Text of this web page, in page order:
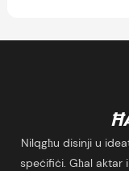
Nilqgħu disinji u
speċifiċi. Għal aktar